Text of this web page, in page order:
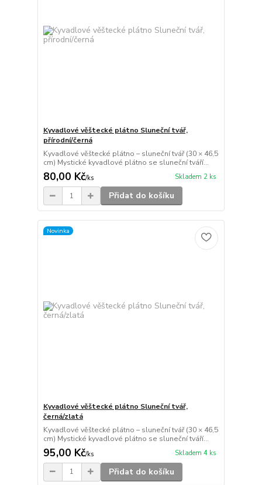
Kyvadlové věštecké plátno Sluneční tvář,
přírodní/černá
Kyvadlové věštecké plátno – sluneční tvář (30 × 46,5
cm) Mystické kyvadlové plátno se sluneční tváří...
80,00 Kč/ks Skladem 2 ks
Přidat do košíku
Novinka
Kyvadlové věštecké plátno Sluneční tvář,
černá/zlatá
Kyvadlové věštecké plátno – sluneční tvář (30 × 46,5
cm) Mystické kyvadlové plátno se sluneční tváří...
95,00 Kč/ks Skladem 4 ks
Přidat do košíku